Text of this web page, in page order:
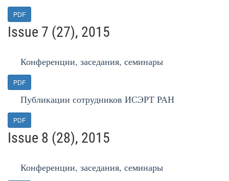
PDF
Issue 7 (27), 2015
Конференции, заседания, семинары
PDF
Публикации сотрудников ИСЭРТ РАН
PDF
Issue 8 (28), 2015
Конференции, заседания, семинары